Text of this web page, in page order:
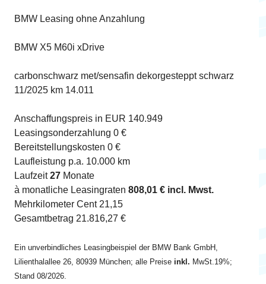
BMW Leasing ohne Anzahlung
BMW X5 M60i xDrive
carbonschwarz met/sensafin dekorgesteppt schwarz
11/2025 km 14.011
Anschaffungspreis in EUR 140.949
Leasingsonderzahlung 0 €
Bereitstellungskosten 0 €
Laufleistung p.a. 10.000 km
Laufzeit27 Monate
à monatliche Leasingraten 808,01 € incl. Mwst.
Mehrkilometer Cent 21,15
Gesamtbetrag 21.816,27 €
Ein unverbindliches Leasingbeispiel der BMW Bank GmbH,
Lilienthalallee 26, 80939 München; alle Preise inkl. MwSt.19%;
Stand 08/2026.